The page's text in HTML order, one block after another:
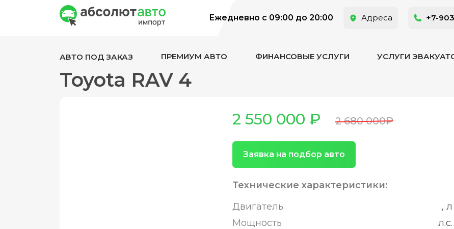
Ежедневно с 09:00 до 20:00 Адреса +7-
АВТО ПОД ЗАКАЗ ПРЕМИУМ АВТО ФИНАНСОВЫЕ УСЛУГИ УСЛУГИ
Toyota RAV 4
2 550 000 ₽ 2 680 000₽
Заявка на подбор авто
Технические характеристики:
Двигатель
, л
Мощность
л.с.